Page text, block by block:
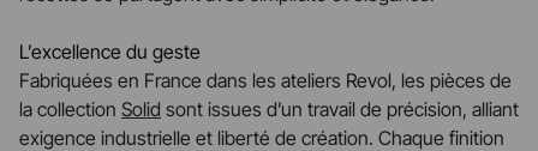
L’excellence du geste
Fabriquées en France dans les ateliers Revol, les pièces de
la collection Solid sont issues d’un travail de précision, alliant
exigence industrielle et liberté de création. Chaque finition